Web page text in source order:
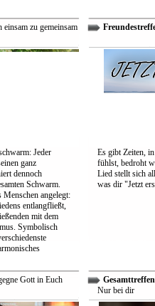
zu gemeinsam
Jeder
ganz
dennoch
Schwarm.
angelegt:
entlangfließt,
mit dem
Symbolisch
Es gibt Zeiten,
fühlst, bedroht
Lied stellt sich
was dir "Jetzt
Gott in Euch
Nur bei dir